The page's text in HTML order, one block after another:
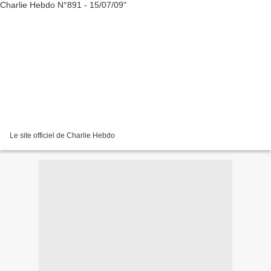
Le site officiel de Charlie Hebdo